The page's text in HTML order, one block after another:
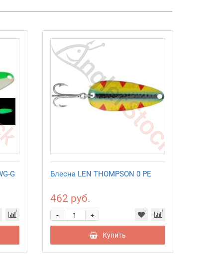
G Блесна LEN THOMPSON 0 PE
462 руб.
+
-
Купить